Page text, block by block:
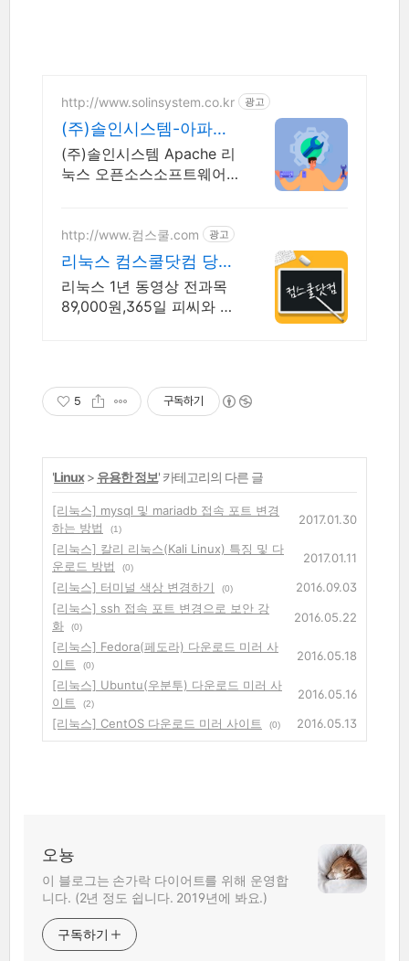
http://www.solinsystem.co.kr 광고
(주)솔인시스템-아파치
리눅스 20년이상 기술지
원 노하우
(주)솔인시스템 Apache 리
눅스 오픈소스소프트웨어
http://www.컴스쿨.com 광고
리눅스 컴스쿨닷컴 당일
신청&결제시 기프티콘!
리눅스 1년 동영상 전과목
89,000원,365일 피씨와 모
5 구독하기
'Linux> 유용한 정보' 카테고리의 다른 글
[리눅스] mysql 및 mariadb 접속 포트 변경
하는 방법
(1)
2017.01.30
[리눅스] 칼리 리눅스(Kali Linux) 특징 및 다
운로드 방법
(0)
2017.01.11
[리눅스] 터미널 색상 변경하기
(0)
2016.09.03
[리눅스] ssh 접속 포트 변경으로 보안 강
화
(0)
2016.05.22
[리눅스] Fedora(페도라) 다운로드 미러 사
이트
(0)
2016.05.18
[리눅스] Ubuntu(우분투) 다운로드 미러 사
이트
(2)
2016.05.16
[리눅스] CentOS 다운로드 미러 사이트
(0) 2016.05.13
오뇽
이 블로그는 손가락 다이어트를 위해 운영합
니다. (2년 정도 쉽니다. 2019년에 봐요.)
구독하기